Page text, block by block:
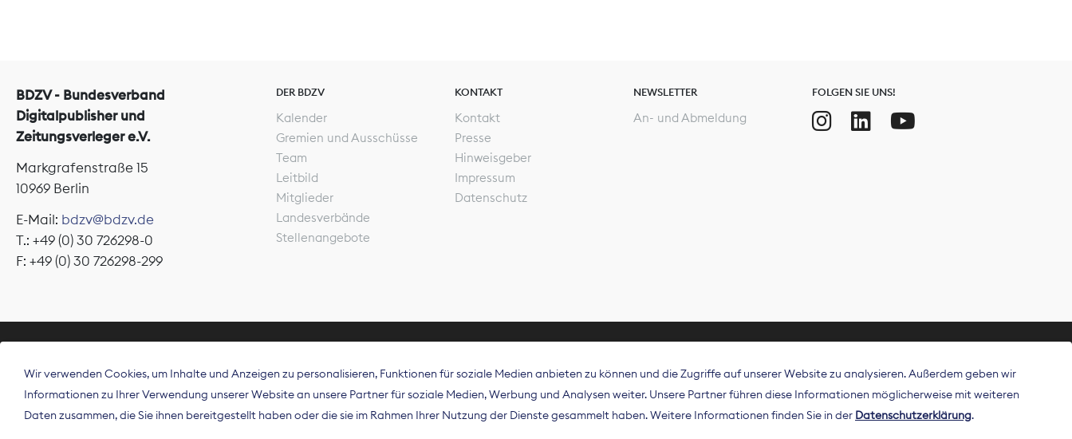
BDZV - Bundesverband
Digitalpublisher und
Zeitungsverleger e.V.
Markgrafenstraße 15
10969 Berlin
E-Mail: bdzv@bdzv.de
T.: +49 (0) 30 726298-0
F: +49 (0) 30 726298-299
DER BDZV
Kalender
Gremien und Ausschüsse
Team
Leitbild
Mitglieder
Landesverbände
Stellenangebote
KONTAKT
Kontakt
Presse
Hinweisgeber
Impressum
Datenschutz
NEWSLETTER
An- und Abmeldung
FOLGEN SIE UNS!
Der Bundesverband Digitalpublisher und Zeitungsverleger (BDZV) vertritt als
Spitzenorganisation die Interessen der Zeitungsverlage und digitalen Publisher in
Deutschland und auf EU-Ebene.
Wir verwenden Cookies, um Inhalte und Anzeigen zu personalisieren, Funktionen für soziale Medien anbieten zu können und die Zugriffe auf unserer Website zu analysieren. Außerdem geben wir
Informationen zu Ihrer Verwendung unserer Website an unsere Partner für soziale Medien, Werbung und Analysen weiter. Unsere Partner führen diese Informationen möglicherweise mit weiteren
Daten zusammen, die Sie ihnen bereitgestellt haben oder die sie im Rahmen Ihrer Nutzung der Dienste gesammelt haben. Weitere Informationen finden Sie in der Datenschutzerklärung.